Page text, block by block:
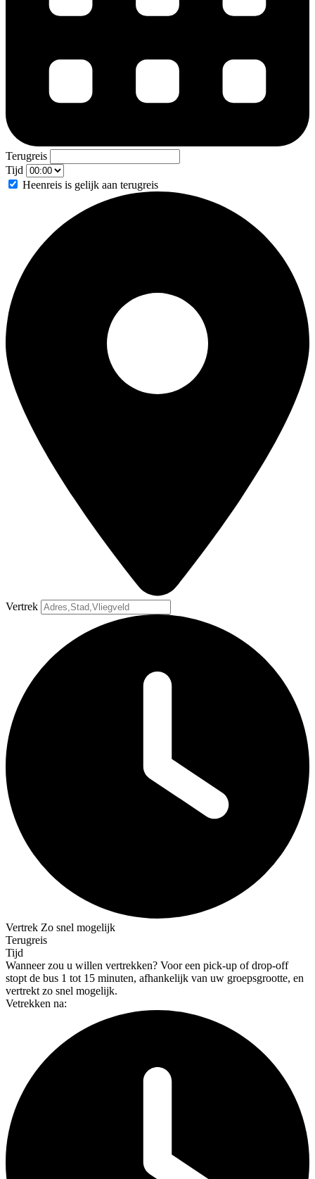
Terugreis
Tijd
Heenreis is gelijk aan terugreis
Vertrek
Vertrek Zo snel mogelijk
Terugreis
Tijd
Wanneer zou u willen vertrekken? Voor een pick-up of drop-off
stopt de bus 1 tot 15 minuten, afhankelijk van uw groepsgrootte, en
vertrekt zo snel mogelijk.
Vetrekken na: